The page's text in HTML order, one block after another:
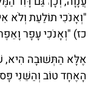
"וְאָנֹכִי תוֹלַעַת וְלֹא
כז) "וְאָנֹכִי עָפָר
אֶלָּא הַתְּשׁוּבָה הִיא,
הָאֶחָד טוֹב וְהַשֵּׁנִי